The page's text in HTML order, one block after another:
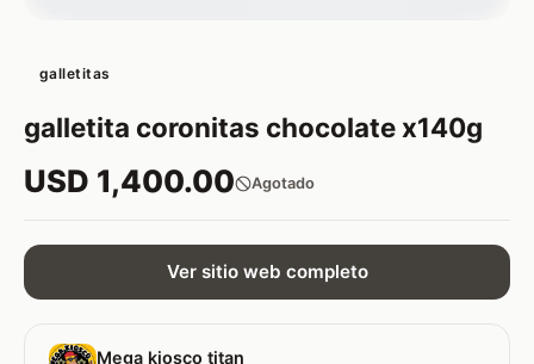
galletitas
galletita coronitas chocolate x140g
USD 1,400.00 Agotado
Ver sitio web completo
Mega kiosco titan